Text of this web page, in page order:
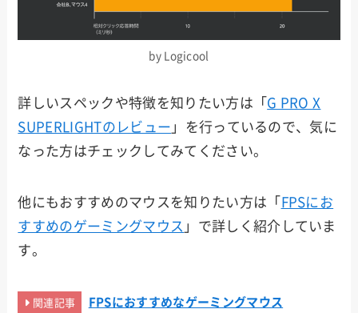
by Logicool
詳しいスペックや特徴を知りたい方は「 G PRO X
SUPERLIGHTのレビュー 」を行っているので、気に
なった方はチェックしてみてください。
他にもおすすめのマウスを知りたい方は「 FPSにお
すすめのゲーミングマウス 」で詳しく紹介していま
す。
関連記事 FPSにおすすめなゲーミングマウス